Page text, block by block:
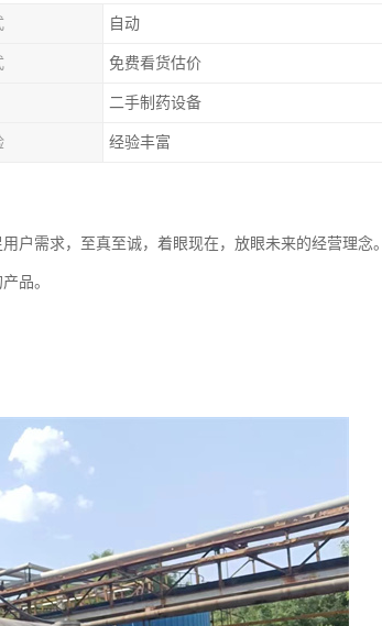
自动
免费看货估价
二手制药设备
经验丰富
户需求，至真至诚，着眼现在，放眼未来的经营理念。
品。